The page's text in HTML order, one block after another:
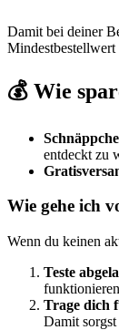
Damit bei deiner
💰 Wie
entdeckt zu
Wie gehe ich
Wenn du keinen
Teste
Trage dich
Damit